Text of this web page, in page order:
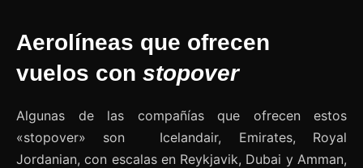
Aerolíneas que ofrecen
vuelos con stopover
Algunas de las compañías que ofrecen estos
«stopover» son Icelandair, Emirates, Royal
Jordanian, con escalas en Reykjavik, Dubai y Amman,